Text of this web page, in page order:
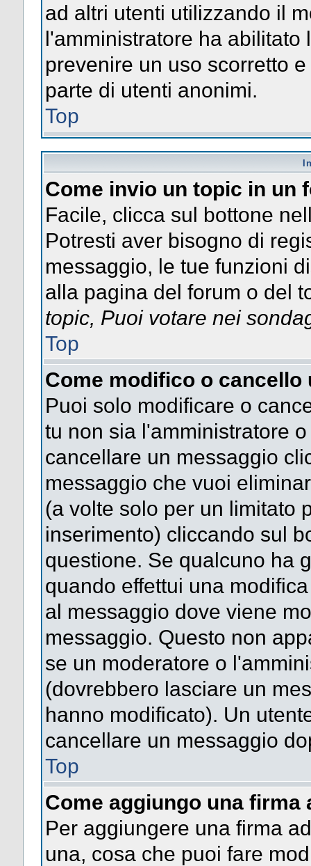
ad altri utenti utilizzando il
l'amministratore ha abilitato
prevenire un uso scorretto
parte di utenti anonimi.
Top
Come invio un topic in un
Facile, clicca sul bottone
Potresti aver bisogno di
messaggio, le tue funzioni
alla pagina del forum o del
topic, Puoi votare nei
Top
Come modifico o cancello
Puoi solo modificare o
tu non sia l'amministratore
cancellare un messaggio
messaggio che vuoi
(a volte solo per un limitato
inserimento) cliccando sul
questione. Se qualcuno ha
quando effettui una
al messaggio dove viene
messaggio. Questo non
se un moderatore o
(dovrebbero lasciare un
hanno modificato). Un
cancellare un messaggio
Top
Come aggiungo una firma
Per aggiungere una firma
una, cosa che puoi fare